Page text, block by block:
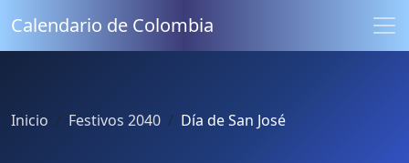
Calendario de Colombia
Inicio Festivos 2040 Día de San José